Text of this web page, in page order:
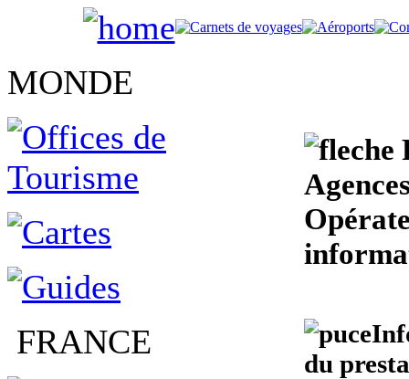
MONDE
FRANCE
du